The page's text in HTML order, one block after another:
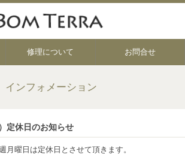
修理について お問合せ
インフォメーション
定休日のお知らせ
月曜日は定休日とさせて頂きます。